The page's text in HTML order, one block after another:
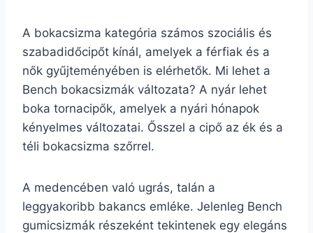
A bokacsizma kategória számos szociális és
szabadidőcipőt kínál, amelyek a férfiak és a
nők gyűjteményében is elérhetők. Mi lehet a
Bench bokacsizmák változata? A nyár lehet
boka tornacipők, amelyek a nyári hónapok
kényelmes változatai. Ősszel a cipő az ék és a
téli bokacsizma szőrrel.
A medencében való ugrás, talán a
leggyakoribb bakancs emléke. Jelenleg Bench
gumicsizmák részeként tekintenek egy elegáns